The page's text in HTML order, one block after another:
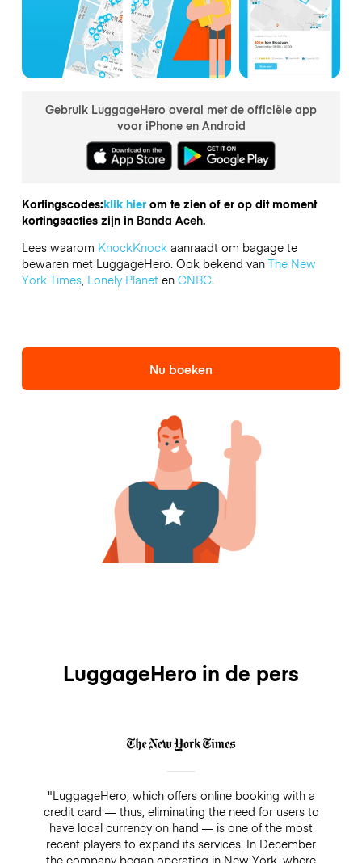
Gebruik LuggageHero overal met de officiële app
voor iPhone en Android
Kortingscodes:klik hierom te zien of er op dit moment
kortingsacties zijn in Banda Aceh.
Lees waarom KnockKnockaanraadt om bagage te
bewaren met LuggageHero. Ook bekend van The New
York Times, Lonely Planeten CNBC.
Nu boeken
LuggageHero in de pers
"LuggageHero, which offers online booking with a
credit card — thus, eliminating the need for users to
have local currency on hand — is one of the most
recent players to expand its services. In December